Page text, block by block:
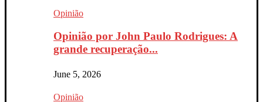
Opinião
Opinião por John Paulo Rodrigues: A
grande recuperação...
June 5, 2026
Opinião